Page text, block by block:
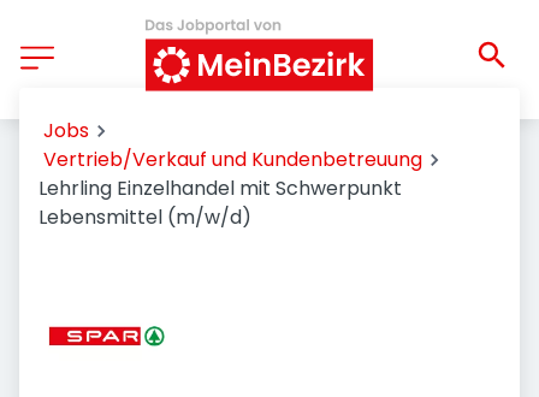
Jobs
Vertrieb/Verkauf und Kundenbetreuung
Lehrling Einzelhandel mit Schwerpunkt
Lebensmittel (m/w/d)